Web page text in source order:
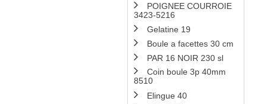
POIGNEE COURROIE
3423-5216
Gelatine 19
Boule a facettes 30 cm
PAR 16 NOIR 230 sl
Coin boule 3p 40mm
8510
Elingue 40